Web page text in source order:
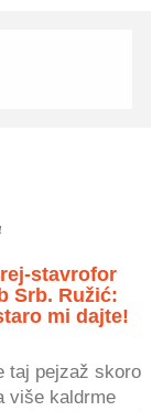
stavrofor
Srb. Ružić:
mi dajte!
taj pejzaž skoro
više kaldrme